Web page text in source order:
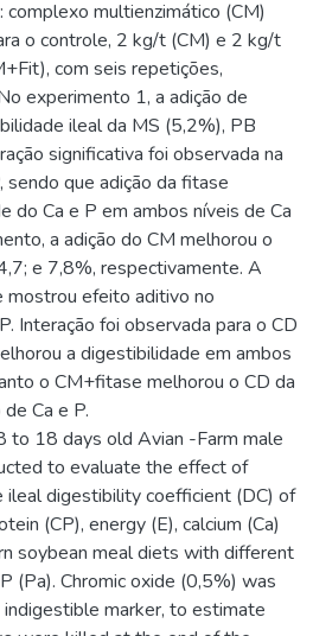
complexo multienzimático (CM)
o controle, 2 kg/t (CM) e 2 kg/t
com seis repetições,
experimento 1, a adição de
ileal da MS (5,2%), PB
significativa foi observada na
que adição da fitase
do Ca e P em ambos níveis de Ca
a adição do CM melhorou o
e 7,8%, respectivamente. A
mostrou efeito aditivo no
Interação foi observada para o CD
a digestibilidade em ambos
o CM+fitase melhorou o CD da
Ca e P.
to 18 days old Avian -Farm male
to evaluate the effect of
ileal digestibility coefficient (DC) of
(CP), energy (E), calcium (Ca)
soybean meal diets with different
(Pa). Chromic oxide (0,5%) was
marker, to estimate